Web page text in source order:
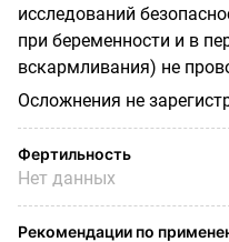
исследований
при беременности и в
вскармливания) не
Осложнения не
Фертильность
Нет данных
Рекомендации по